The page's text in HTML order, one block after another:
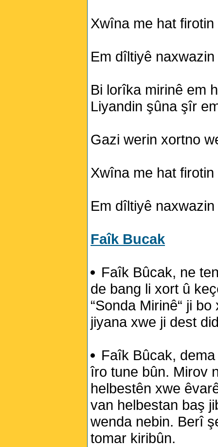
Xwîna me hat
Em dîltiyê
Bi lorîka mirinê em
Liyandin şûna şîr
Gazi werin xortno
Xwîna me hat
Em dîltiyê
Faîk Bucak
Faîk Bûcak, ne
de bang li xort û
“Sonda Mirinê“ ji
jiyana xwe ji dest
Faîk Bûcak,
îro tune bûn. Mirov
helbestên xwe
van helbestan baş
wenda nebin. Berî
tomar kiribûn.